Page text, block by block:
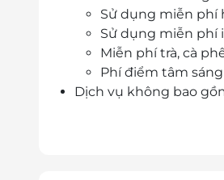
Sử dụng miễn phí
Sử dụng miễn phí
Miễn phí trà, cà
Phí điểm tâm
Dịch vụ không bao
Chi phí không